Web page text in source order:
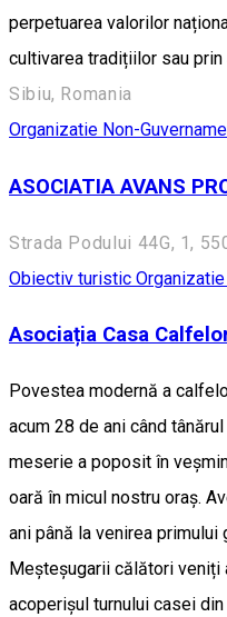
perpetuarea valorilor
cultivarea tradițiilor sau
Sibiu, Romania
Organizatie Non-
ASOCIATIA AVANS
Strada Podului 44G, 1,
Obiectiv turistic
Asociația Casa
Povestea modernă a
acum 28 de ani când
meserie a poposit în
oară în micul nostru oraș.
ani până la venirea primului
Meșteșugarii călători veniți
acoperișul turnului casei